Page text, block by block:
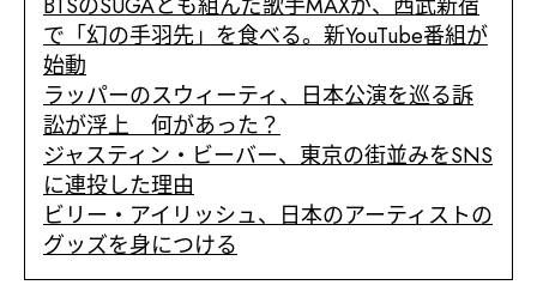
BTSのSUGAとも組んだ歌手MAXが、西武新宿
で「幻の手羽先」を食べる。新YouTube番組が
始動
ラッパーのスウィーティ、日本公演を巡る訴
訟が浮上 何があった？
ジャスティン・ビーバー、東京の街並みをSNS
に連投した理由
ビリー・アイリッシュ、日本のアーティストの
グッズを身につける